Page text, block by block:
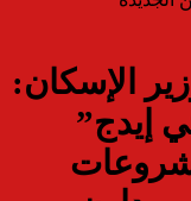
الإسكان:
إيدج”